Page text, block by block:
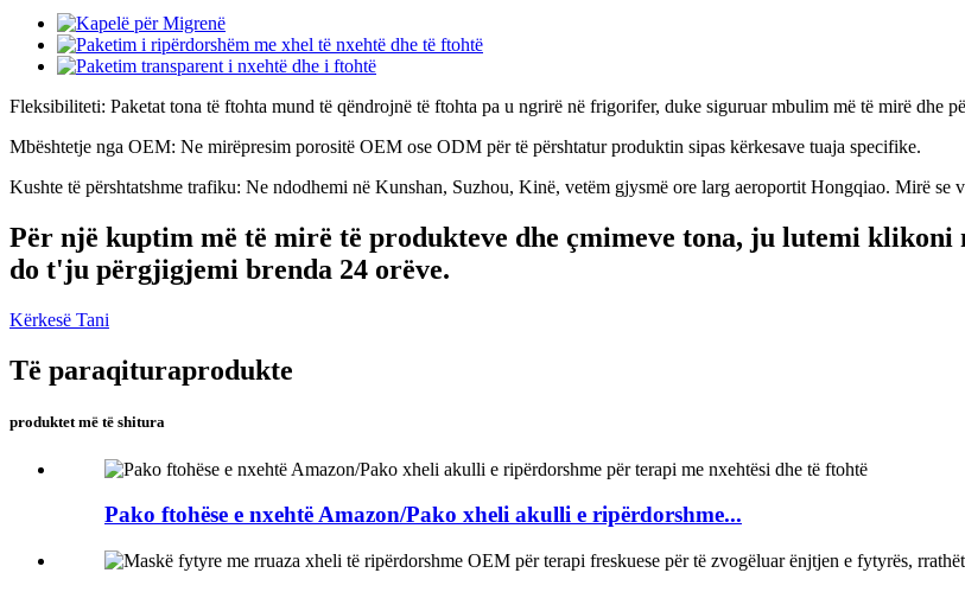
Fleksibiliteti: Paketat tona të ftohta mund të qëndrojnë të ftohta pa u ngrirë në frigorifer, duke siguruar mbulim më të mirë dhe
Mbështetje nga OEM: Ne mirëpresim porositë OEM ose ODM për të përshtatur produktin sipas kërkesave tuaja specifike.
Kushte të përshtatshme trafiku: Ne ndodhemi në Kunshan, Suzhou, Kinë, vetëm gjysmë ore larg aeroportit Hongqiao. Mirë se
Për një kuptim më të mirë të produkteve dhe çmimeve tona, ju lutemi
do t'ju përgjigjemi brenda 24 orëve.
Kërkesë Tani
Të paraqituraprodukte
produktet më të shitura
Pako ftohëse e nxehtë Amazon/Pako xheli akulli e ripërdorshme...